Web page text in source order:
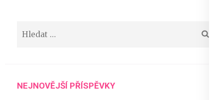
NEJNOVĚJŠÍ PŘÍSPĚVKY